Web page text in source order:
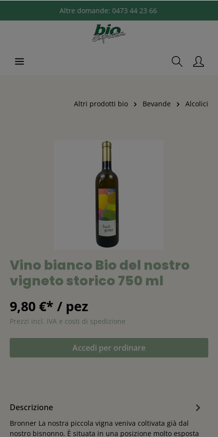
Altre domande: 0473 44 23 66
Altri prodotti bio Bevande Alcolici
Vino bianco Bio del nostro
vigneto storico 750 ml
9,80 €* / pez
Prezzi incl. IVA e costi di spedizione
Accedi per ordinare
Descrizione
Bronner La nostra piccola vigna veniva coltivata già dal
nostro bisnonno. È situata in una posizione molto esposta